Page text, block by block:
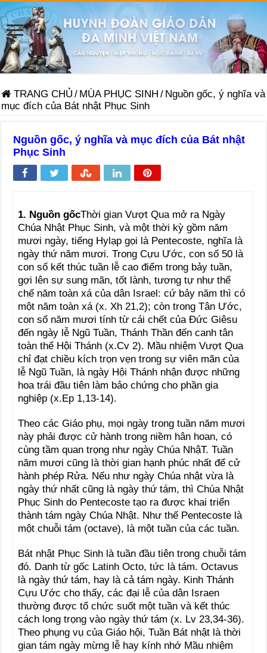
TRANG CHỦ / MÙA PHỤC SINH / Nguồn gốc, ý nghĩa và
mục đích của Bát nhật Phục Sinh
Nguồn gốc, ý nghĩa và mục đích của Bát nhật
Phục Sinh
1. Nguồn gốcThời gian Vượt Qua mở ra Ngày
Chúa Nhật Phục Sinh, và một thời kỳ gồm năm
mươi ngày, tiếng Hylạp gọi là Pentecoste, nghĩa là
ngày thứ năm mươi. Trong Cựu Ước, con số 50 là
con số kết thúc tuần lễ cao điểm trong bảy tuần,
gợi lên sự sung mãn, tốt lành, tương tự như thể
chế năm toàn xá của dân Israel: cứ bảy năm thì có
một năm toàn xá (x. Xh 21,2); còn trong Tân Ước,
con số năm mươi tính từ cái chết của Đức Giêsu
đến ngày lễ Ngũ Tuần, Thánh Thần đến canh tân
toàn thể Hội Thánh (x.Cv 2). Mầu nhiệm Vượt Qua
chỉ đạt chiều kích trọn vẹn trong sự viên mãn của
lễ Ngũ Tuần, là ngày Hội Thánh nhận được những
hoa trái đầu tiên làm bảo chứng cho phần gia
nghiệp (x.Ep 1,13-14).
Theo các Giáo phụ, mọi ngày trong tuần năm mươi
này phải được cử hành trong niềm hân hoan, có
cùng tầm quan trọng như ngày Chúa NhậT. Tuần
năm mươi cũng là thời gian hạnh phúc nhất để cử
hành phép Rửa. Nếu như ngày Chúa nhật vừa là
ngày thứ nhất cũng là ngày thứ tám, thì Chúa Nhật
Phục Sinh do Pentecoste tạo ra được khai triển
thành tám ngày Chúa Nhật. Như thế Pentecoste là
một chuỗi tám (octave), là một tuần của các tuần.
Bát nhật Phục Sinh là tuần đầu tiên trong chuỗi tám
đó. Danh từ gốc Latinh Octo, tức là tám. Octavus
là ngày thứ tám, hay là cả tám ngày. Kinh Thánh
Cựu Ước cho thấy, các đại lễ của dân Israen
thường được tổ chức suốt một tuần và kết thúc
cách long trọng vào ngày thứ tám (x. Lv 23,34-36).
Theo phụng vụ của Giáo hội, Tuần Bát nhật là thời
gian tám ngày mừng lễ hay kính nhớ Mầu nhiệm